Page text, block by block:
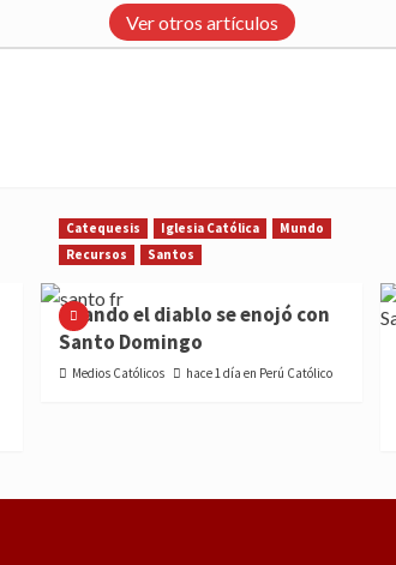
Ver otros artículos
Catequesis Iglesia Católica
Mundo
Recursos
Santos
Cuando el diablo se enojó con
Santo Domingo
Medios Católicos hace 1 día en Perú Católico